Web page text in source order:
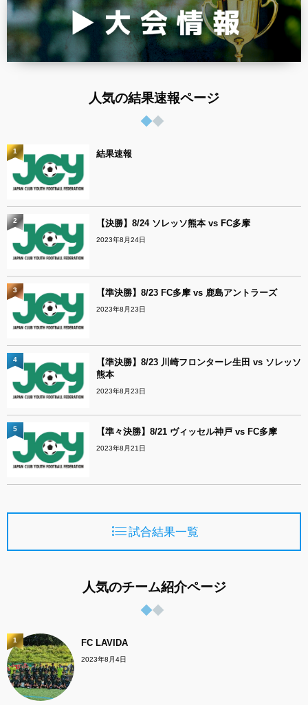
人気の結果速報ページ
結果速報
1
【決勝】8/24 ソレッソ熊本 vs FC多摩
2023年8月24日
2
【準決勝】8/23 FC多摩 vs 鹿島アントラーズ
2023年8月23日
3
【準決勝】8/23 川崎フロンターレ生田 vs ソレッソ
熊本
2023年8月23日
4
【準々決勝】8/21 ヴィッセル神戸 vs FC多摩
2023年8月21日
5
試合結果一覧
人気のチーム紹介ページ
FC LAVIDA
2023年8月4日
1